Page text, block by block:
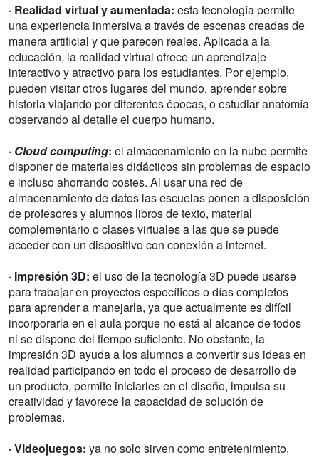
· Realidad virtual y aumentada: esta tecnología permite
una experiencia inmersiva a través de escenas creadas de
manera artificial y que parecen reales. Aplicada a la
educación, la realidad virtual ofrece un aprendizaje
interactivo y atractivo para los estudiantes. Por ejemplo,
pueden visitar otros lugares del mundo, aprender sobre
historia viajando por diferentes épocas, o estudiar anatomía
observando al detalle el cuerpo humano.
· Cloud computing: el almacenamiento en la nube permite
disponer de materiales didácticos sin problemas de espacio
e incluso ahorrando costes. Al usar una red de
almacenamiento de datos las escuelas ponen a disposición
de profesores y alumnos libros de texto, material
complementario o clases virtuales a las que se puede
acceder con un dispositivo con conexión a internet.
· Impresión 3D: el uso de la tecnología 3D puede usarse
para trabajar en proyectos específicos o días completos
para aprender a manejarla, ya que actualmente es difícil
incorporarla en el aula porque no está al alcance de todos
ni se dispone del tiempo suficiente. No obstante, la
impresión 3D ayuda a los alumnos a convertir sus ideas en
realidad participando en todo el proceso de desarrollo de
un producto, permite iniciarles en el diseño, impulsa su
creatividad y favorece la capacidad de solución de
problemas.
· Videojuegos: ya no solo sirven como entretenimiento,